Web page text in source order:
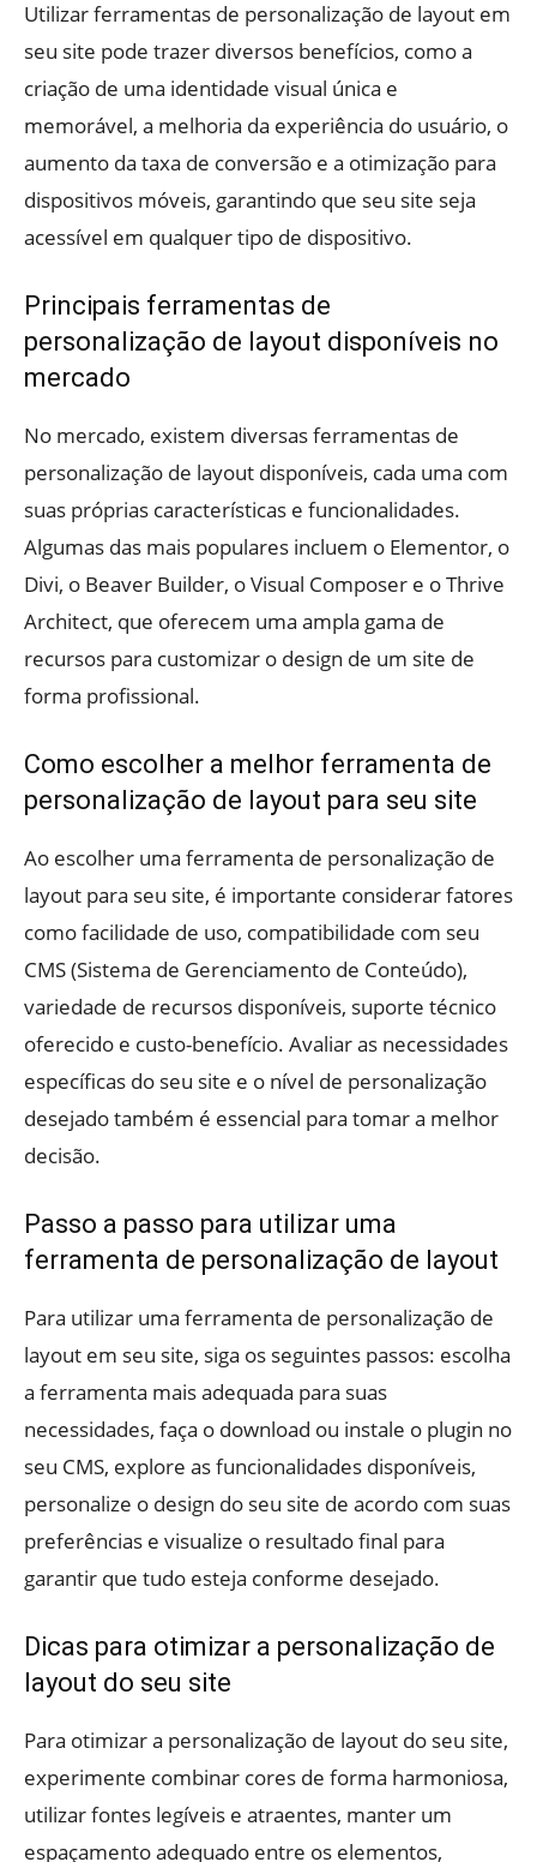
Utilizar ferramentas de personalização de layout em
seu site pode trazer diversos benefícios, como a
criação de uma identidade visual única e
memorável, a melhoria da experiência do usuário, o
aumento da taxa de conversão e a otimização para
dispositivos móveis, garantindo que seu site seja
acessível em qualquer tipo de dispositivo.
Principais ferramentas de
personalização de layout disponíveis no
mercado
No mercado, existem diversas ferramentas de
personalização de layout disponíveis, cada uma com
suas próprias características e funcionalidades.
Algumas das mais populares incluem o Elementor, o
Divi, o Beaver Builder, o Visual Composer e o Thrive
Architect, que oferecem uma ampla gama de
recursos para customizar o design de um site de
forma profissional.
Como escolher a melhor ferramenta de
personalização de layout para seu site
Ao escolher uma ferramenta de personalização de
layout para seu site, é importante considerar fatores
como facilidade de uso, compatibilidade com seu
CMS (Sistema de Gerenciamento de Conteúdo),
variedade de recursos disponíveis, suporte técnico
oferecido e custo-benefício. Avaliar as necessidades
específicas do seu site e o nível de personalização
desejado também é essencial para tomar a melhor
decisão.
Passo a passo para utilizar uma
ferramenta de personalização de layout
Para utilizar uma ferramenta de personalização de
layout em seu site, siga os seguintes passos: escolha
a ferramenta mais adequada para suas
necessidades, faça o download ou instale o plugin no
seu CMS, explore as funcionalidades disponíveis,
personalize o design do seu site de acordo com suas
preferências e visualize o resultado final para
garantir que tudo esteja conforme desejado.
Dicas para otimizar a personalização de
layout do seu site
Para otimizar a personalização de layout do seu site,
experimente combinar cores de forma harmoniosa,
utilizar fontes legíveis e atraentes, manter um
espaçamento adequado entre os elementos,